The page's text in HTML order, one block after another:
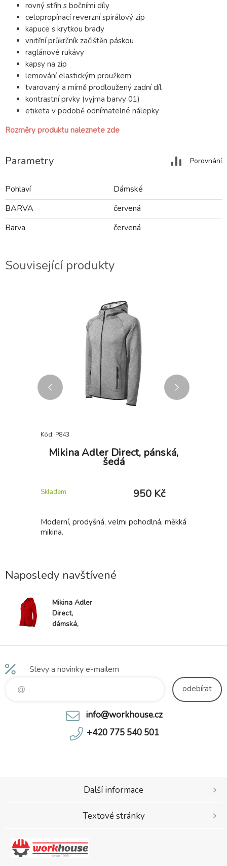
rovný střih s bočními díly
celopropínací reverzní spirálový zip
kapuce s krytkou brady
vnitřní průkrčník začištěn páskou
raglánové rukávy
kapsy na zip
lemování elastickým proužkem
tvarovaný a mírně prodloužený zadní díl
kontrastní prvky (vyjma barvy 01)
etiketa v podobě odnímatelné nálepky
Rozměry produktu naleznete zde
Parametry Porovnání
Pohlaví
Dámské
BARVA
červená
Barva
červená
Související produkty
na
Kód: P843
Mikina Adler Direct, pánská,
šedá
Skladem 950 Kč
Moderní, prodyšná, velmi pohodlná, měkká
mikina.
Naposledy navštívené
Mikina Adler
Direct,
dámská,
Slevy a novinky e-mailem
odebírat
info@workhouse.cz
+420 775 540 501
Další informace
Textové stránky